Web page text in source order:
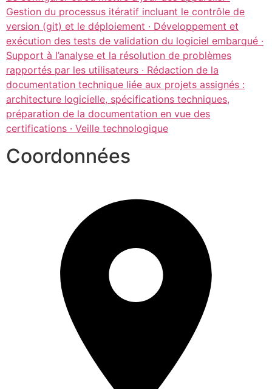
Gestion du processus itératif incluant le contrôle de
version (git) et le déploiement · Développement et
exécution des tests de validation du logiciel embarqué ·
Support à l’analyse et la résolution de problèmes
rapportés par les utilisateurs · Rédaction de la
documentation technique liée aux projets assignés :
architecture logicielle, spécifications techniques,
préparation de la documentation en vue des
certifications · Veille technologique
Coordonnées